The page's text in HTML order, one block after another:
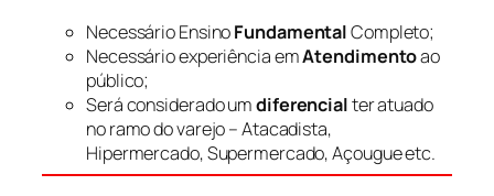
Necessário EnsinoFundamentalCompleto;
Necessário experiência emAtendimentoao
público;
Será considerado umdiferencialter atuado
no ramo do varejo – Atacadista,
Hipermercado, Supermercado, Açougue etc.